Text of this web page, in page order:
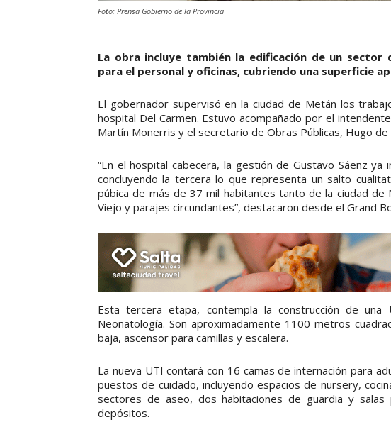
Foto: Prensa Gobierno de la Provincia
La obra incluye también la edificación de un sector
para el personal y oficinas, cubriendo una superficie
El gobernador supervisó en la ciudad de Metán los
hospital Del Carmen. Estuvo acompañado por el
Martín Monerris y el secretario de Obras Públicas, Hugo de
“En el hospital cabecera, la gestión de Gustavo Sáenz
concluyendo la tercera lo que representa un salto
púbica de más de 37 mil habitantes tanto de la ciudad
Viejo y parajes circundantes”, destacaron desde el Grand
Esta tercera etapa, contempla la construcción de
Neonatología. Son aproximadamente 1100 metros
baja, ascensor para camillas y escalera.
La nueva UTI contará con 16 camas de internación para
puestos de cuidado, incluyendo espacios de nursery,
sectores de aseo, dos habitaciones de guardia y
depósitos.